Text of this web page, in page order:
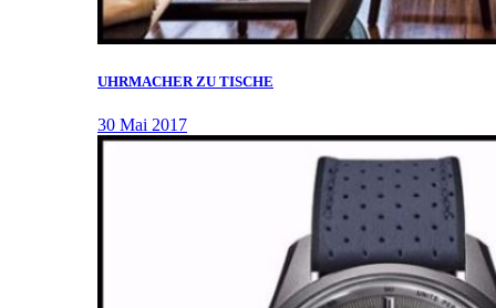
UHRMACHER ZU TISCHE
30 Mai 2017